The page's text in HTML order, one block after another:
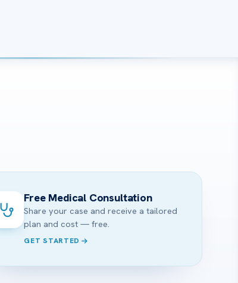
Free Medical Consultation
Share your case and receive a tailored
plan and cost — free.
GET STARTED